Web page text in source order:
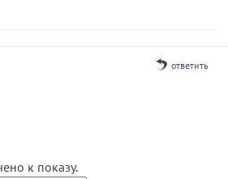
ответить
к показу.